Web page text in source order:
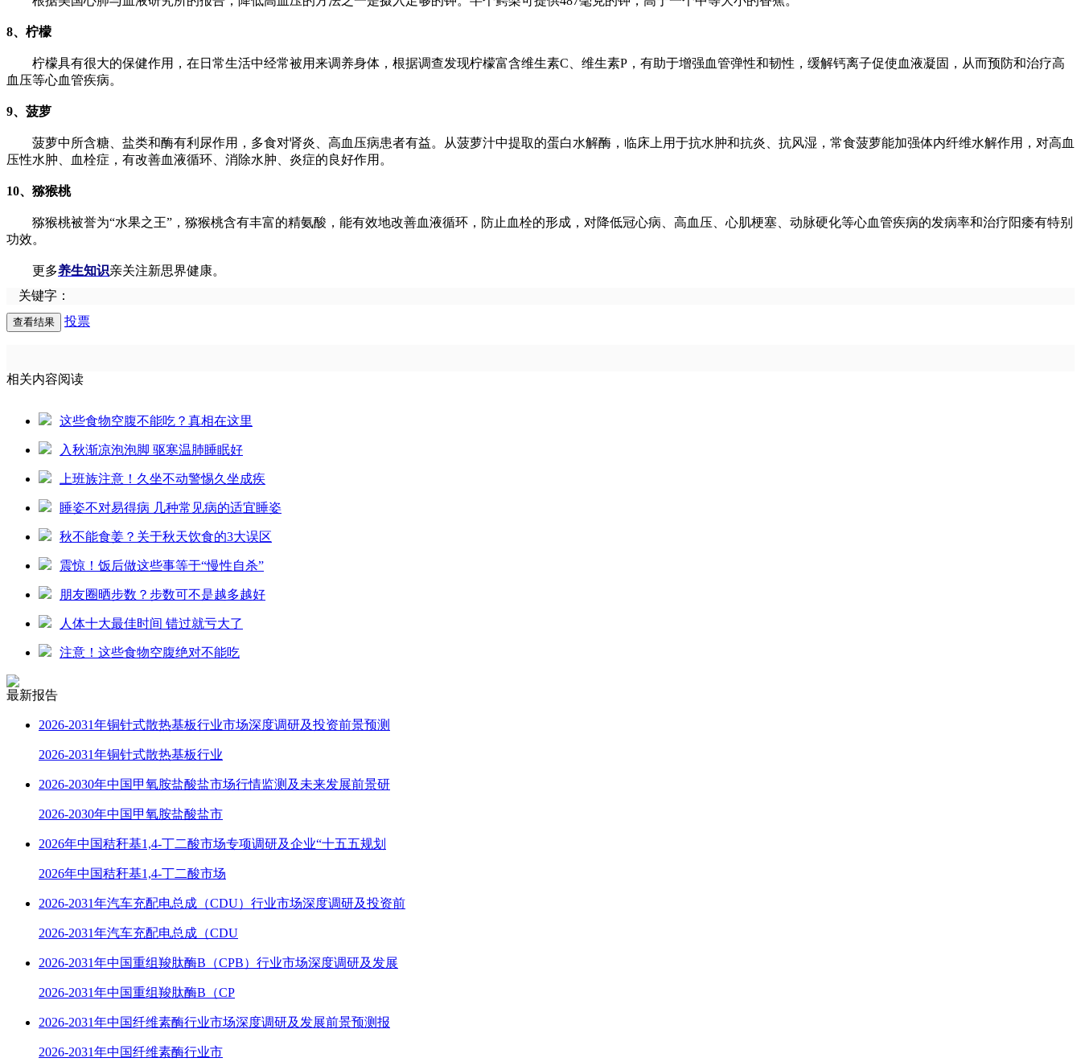
8、柠檬
柠檬具有很大的保健作用，在日常生活中经常被用来调养身体，根据调查发现柠檬富含维生素C、维生素P，有助于增强血管弹性和韧性，缓解钙离子促使血液凝固，从而预防和治疗高
血压等心血管疾病。
9、菠萝
菠萝中所含糖、盐类和酶有利尿作用，多食对肾炎、高血压病患者有益。从菠萝汁中提取的蛋白水解酶，临床上用于抗水肿和抗炎、抗风湿，常食菠萝能加强体内纤维水解作用，对高血
压性水肿、血栓症，有改善血液循环、消除水肿、炎症的良好作用。
10、猕猴桃
猕猴桃被誉为“水果之王”，猕猴桃含有丰富的精氨酸，能有效地改善血液循环，防止血栓的形成，对降低冠心病、高血压、心肌梗塞、动脉硬化等心血管疾病的发病率和治疗阳痿有特别
功效。
更多养生知识亲关注新思界健康。
关键字：
投票
相关内容阅读
这些食物空腹不能吃？真相在这里
入秋渐凉泡泡脚 驱寒温肺睡眠好
上班族注意！久坐不动警惕久坐成疾
睡姿不对易得病 几种常见病的适宜睡姿
秋不能食姜？关于秋天饮食的3大误区
震惊！饭后做这些事等于“慢性自杀”
朋友圈晒步数？步数可不是越多越好
人体十大最佳时间 错过就亏大了
注意！这些食物空腹绝对不能吃
最新报告
2026-2031年铜针式散热基板行业市场深度调研及投资前景预测
2026-2031年铜针式散热基板行业
2026-2030年中国甲氧胺盐酸盐市场行情监测及未来发展前景研
2026-2030年中国甲氧胺盐酸盐市
2026年中国秸秆基1,4-丁二酸市场专项调研及企业“十五五规划
2026年中国秸秆基1,4-丁二酸市场
2026-2031年汽车充配电总成（CDU）行业市场深度调研及投资前
2026-2031年汽车充配电总成（CDU
2026-2031年中国重组羧肽酶B（CPB）行业市场深度调研及发展
2026-2031年中国重组羧肽酶B（CP
2026-2031年中国纤维素酶行业市场深度调研及发展前景预测报
2026-2031年中国纤维素酶行业市